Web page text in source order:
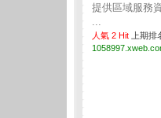
提供區域服務
...
人氣 2 Hit 上期